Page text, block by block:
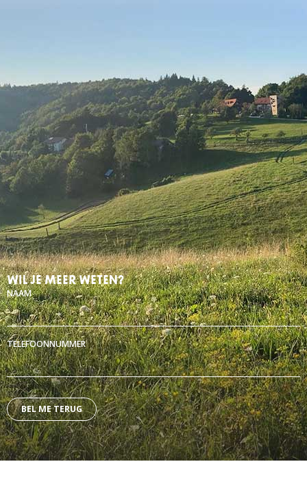
WIL JE MEER WETEN?
NAAM
TELEFOONNUMMER
Alternative: